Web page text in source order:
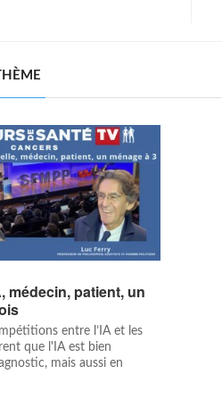
médecin, patient, un
entre l’IA et les
que l'IA est bien
mais aussi en